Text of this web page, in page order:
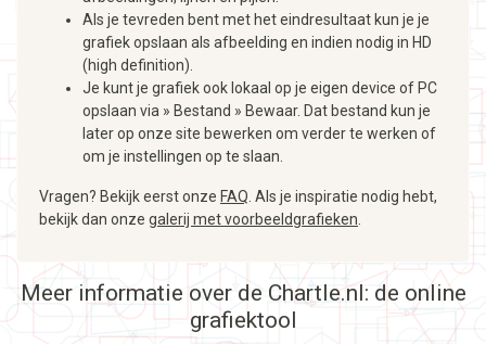
Als je tevreden bent met het eindresultaat kun je je
grafiek opslaan als afbeelding en indien nodig in HD
(high definition).
Je kunt je grafiek ook lokaal op je eigen device of PC
opslaan via » Bestand » Bewaar. Dat bestand kun je
later op onze site bewerken om verder te werken of
om je instellingen op te slaan.
Vragen? Bekijk eerst onze FAQ . Als je inspiratie nodig hebt,
bekijk dan onze galerij met voorbeeldgrafieken
Meer informatie over de Chartle.nl: de online
grafiektool